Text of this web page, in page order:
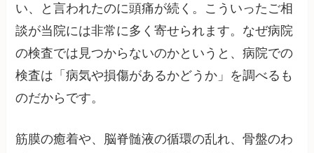
い、と言われたのに頭痛が続く。こういったご相
談が当院には非常に多く寄せられます。なぜ病院
の検査では見つからないのかというと、病院での
検査は「病気や損傷があるかどうか」を調べるも
のだからです。
筋膜の癒着や、脳脊髄液の循環の乱れ、骨盤のわ